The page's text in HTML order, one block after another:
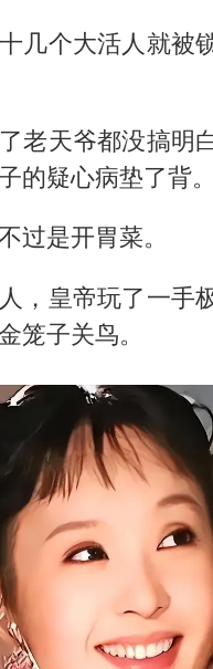
几个大活人就被
老天爷都没搞明
的疑心病垫了背。
过是开胃菜。
，皇帝玩了一手
子关鸟。